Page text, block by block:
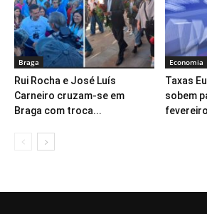
Braga
Rui Rocha e José Luís
Carneiro cruzam-se em
Braga com troca...
Economia
Taxas
sobem